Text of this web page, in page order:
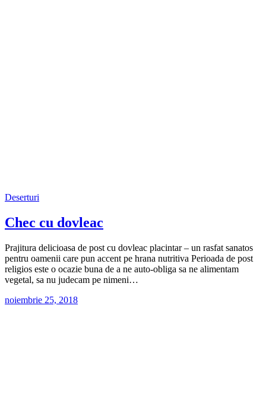
Deserturi
Chec cu dovleac
Prajitura delicioasa de post cu dovleac placintar – un rasfat sanatos
pentru oamenii care pun accent pe hrana nutritiva Perioada de post
religios este o ocazie buna de a ne auto-obliga sa ne alimentam
vegetal, sa nu judecam pe nimeni…
noiembrie 25, 2018